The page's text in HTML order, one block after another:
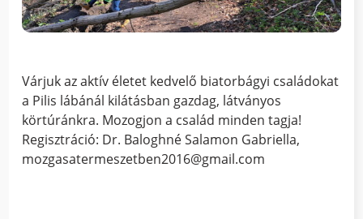
Várjuk az aktív életet kedvelő biatorbágyi családokat
a Pilis lábánál kilátásban gazdag, látványos
körtúránkra. Mozogjon a család minden tagja!
Regisztráció: Dr. Baloghné Salamon Gabriella,
mozgasatermeszetben2016@gmail.com